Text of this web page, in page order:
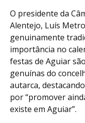
O presidente da
Alentejo, Luís
genuinamente
importância no
festas de Aguiar
genuínas do
autarca,
por “promover
existe em Aguiar”.